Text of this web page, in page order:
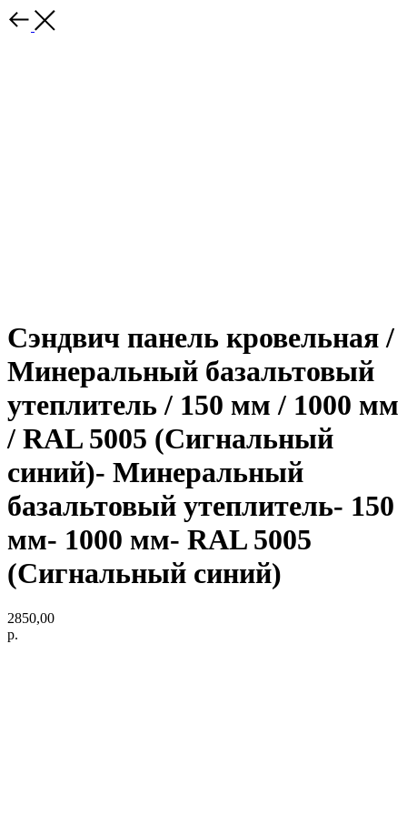
Сэндвич панель кровельная /
Минеральный базальтовый
утеплитель / 150 мм / 1000 мм
/ RAL 5005 (Сигнальный
синий)- Минеральный
базальтовый утеплитель- 150
мм- 1000 мм- RAL 5005
(Сигнальный синий)
2850,00
р.